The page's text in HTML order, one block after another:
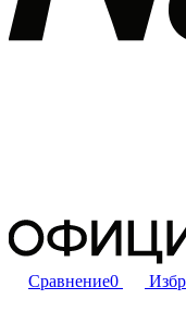
Сравнение0